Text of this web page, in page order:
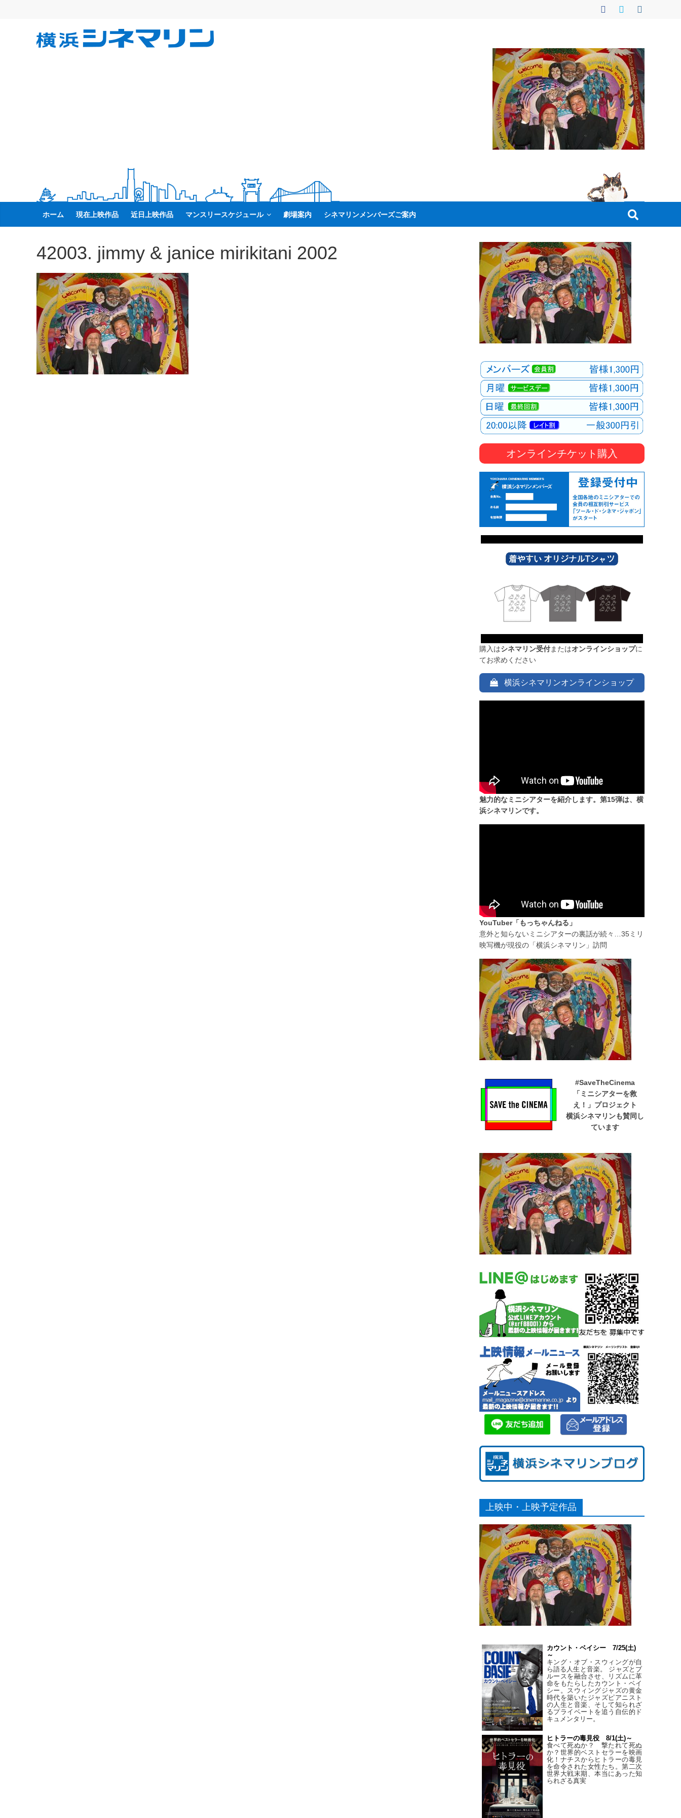
横
リ
ン
た
映
画
は
こ
の
街
で
ホーム 現在上映作品 近日上映作品 マンスリースケジュール 劇場案内 シネマリンメンバーズご案内
42003. jimmy & janice mirikitani 2002
オンラインチケット購入
購入はシネマリン受付またはオンラインショップに
てお求めください
横浜シネマリンオンラインショップ
魅力的なミニシアターを紹介します。第15弾は、横
浜シネマリンです。
YouTuber「もっちゃんねる」
意外と知らないミニシアターの裏話が続々…35ミリ
映写機が現役の「横浜シネマリン」訪問
#SaveTheCinema
「ミニシアターを救
え！」プロジェクト
横浜シネマリンも賛同し
ています
上映中・上映予定作品
カウント・ベイシー 7/25(土)
～
キング・オブ・スウィングが自
ら語る人生と音楽。 ジャズとブ
ルースを融合させ、リズムに革
命をもたらしたカウント・ベイ
シー。スウィングジャズの黄金
時代を築いたジャズピアニスト
の人生と音楽、そして知られざ
るプライベートを追う自伝的ド
キュメンタリー。
ヒトラーの毒見役 8/1(土)～
食べて死ぬか？ 撃たれて死ぬ
か？世界的ベストセラーを映画
化！ナチスからヒトラーの毒見
を命令された女性たち。第二次
世界大戦末期、本当にあった知
られざる真実